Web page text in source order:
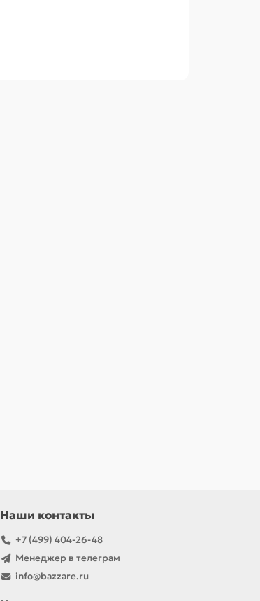
Наши контакты
+7 (499) 404-26-48
Менеджер в телеграм
info@bazzare.ru